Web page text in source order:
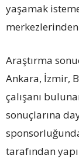
yaşamak
Araştırma
Ankara, İzmir,
çalışanı
sonuçlarına
tarafından